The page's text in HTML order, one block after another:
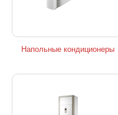
Напольные кондиционеры